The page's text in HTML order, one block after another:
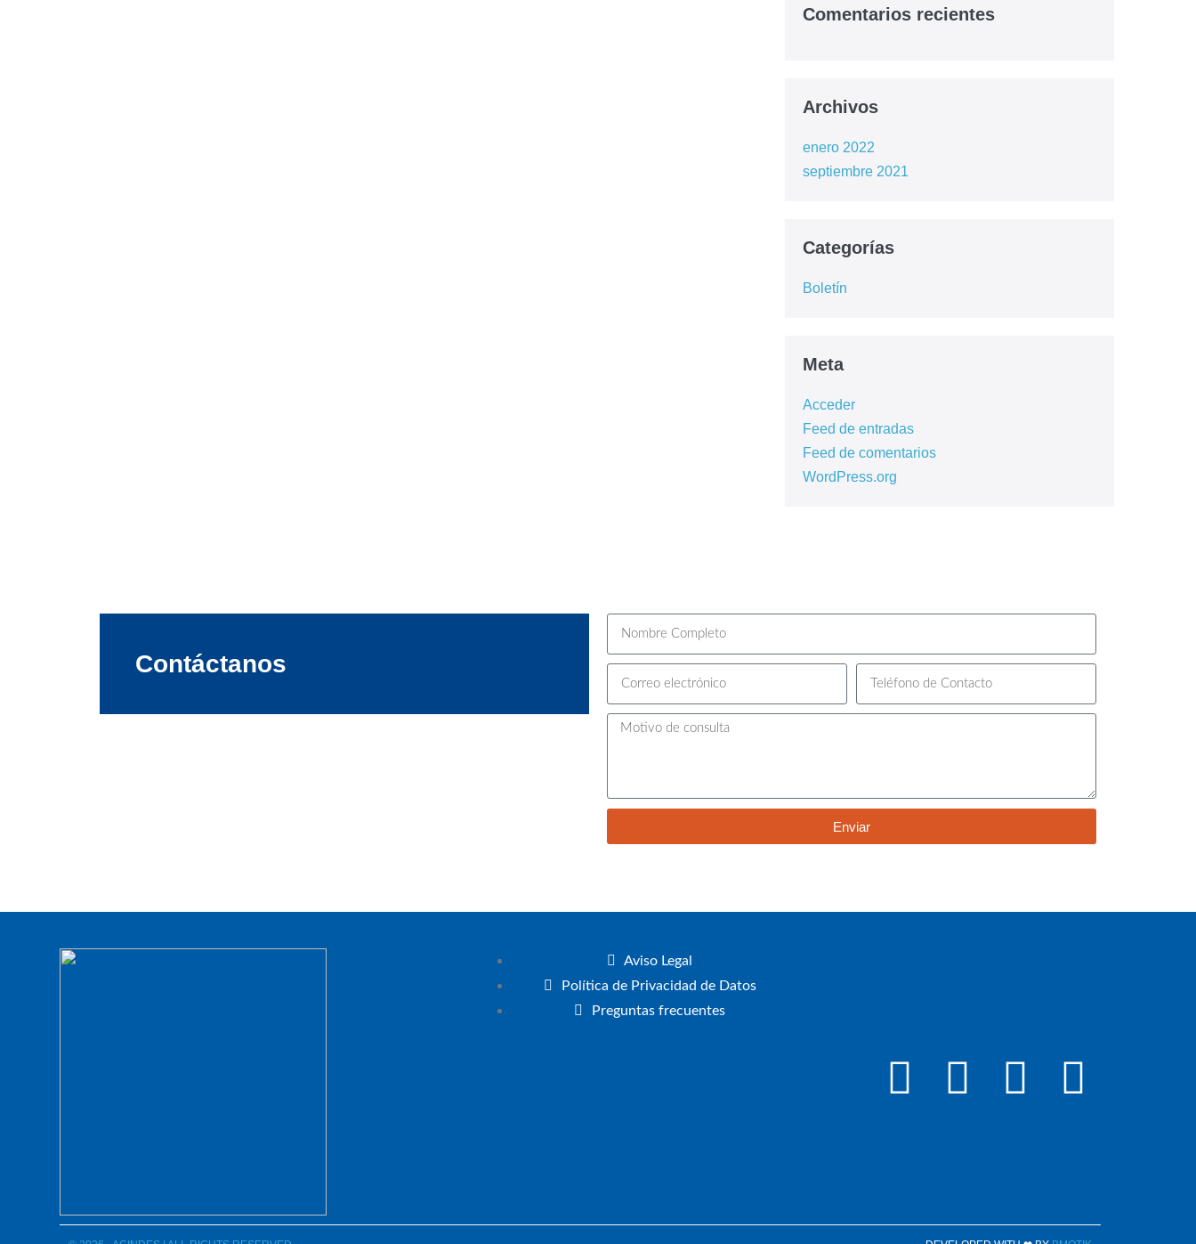
Comentarios recientes
Archivos
enero 2022
septiembre 2021
Categorías
Boletín
Meta
Acceder
Feed de entradas
Feed de comentarios
WordPress.org
Contáctanos
Enviar
Aviso Legal
Política de Privacidad de Datos
Preguntas frecuentes